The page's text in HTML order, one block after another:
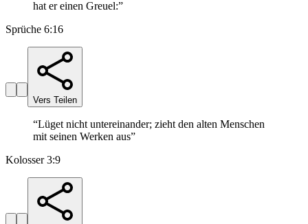
hat er einen Greuel:”
Sprüche 6:16
Vers Teilen
“Lüget nicht untereinander; zieht den alten Menschen
mit seinen Werken aus”
Kolosser 3:9